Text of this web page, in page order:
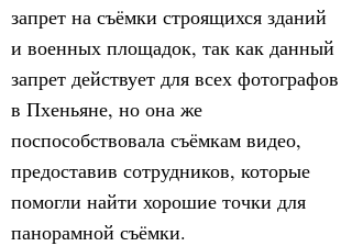
запрет на съёмки строящихся зданий
и военных площадок, так как данный
запрет действует для всех фотографов
в Пхеньяне, но она же
поспособствовала съёмкам видео,
предоставив сотрудников, которые
помогли найти хорошие точки для
панорамной съёмки.